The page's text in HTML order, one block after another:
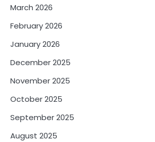
March 2026
February 2026
January 2026
December 2025
November 2025
October 2025
September 2025
August 2025